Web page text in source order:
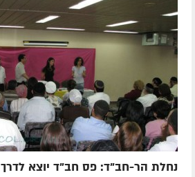
נחלת הר-חב"ד: פס חב"ד יוצא לדרך